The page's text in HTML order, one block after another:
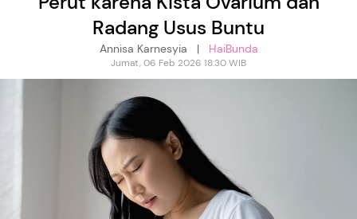
Radang Usus Buntu
Annisa Karnesyia | HaiBunda
Jumat, 06 Feb 2026 18:30 WIB